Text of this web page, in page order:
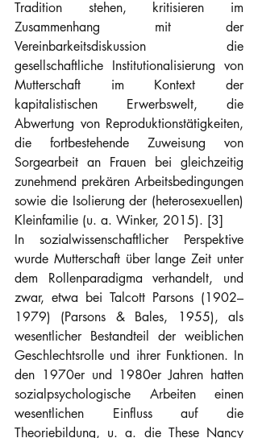
Tradition stehen, kritisieren im
Zusammenhang mit der
Vereinbarkeitsdiskussion die
gesellschaftliche Institutionalisierung von
Mutterschaft im Kontext der
kapitalistischen Erwerbswelt, die
Abwertung von Reproduktionstätigkeiten,
die fortbestehende Zuweisung von
Sorgearbeit an Frauen bei gleichzeitig
zunehmend prekären Arbeitsbedingungen
sowie die Isolierung der (heterosexuellen)
Kleinfamilie (u. a. Winker, 2015). [3]
In sozialwissenschaftlicher Perspektive
wurde Mutterschaft über lange Zeit unter
dem Rollenparadigma verhandelt, und
zwar, etwa bei Talcott Parsons (1902–
1979) (Parsons & Bales, 1955), als
wesentlicher Bestandteil der weiblichen
Geschlechtsrolle und ihrer Funktionen. In
den 1970er und 1980er Jahren hatten
sozialpsychologische Arbeiten einen
wesentlichen Einfluss auf die
Theoriebildung, u. a. die These Nancy